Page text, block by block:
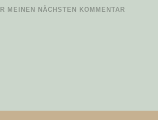
MEINEN NÄCHSTEN KOMMENTAR